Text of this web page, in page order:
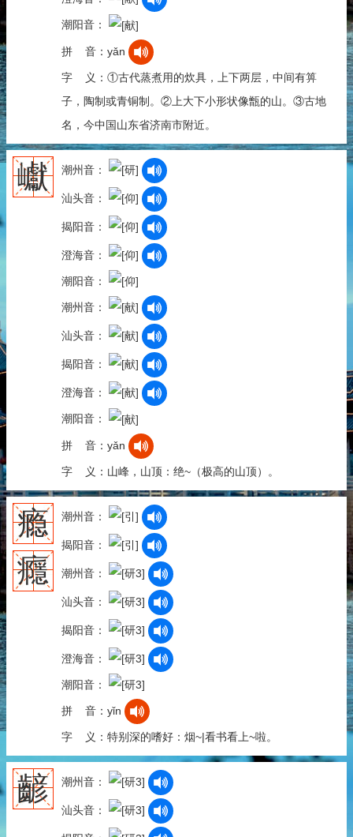
潮阳音：
拼 音：yǎn
字 义：①古代蒸煮用的炊具，上下两层，中间有箅
子，陶制或青铜制。②上大下小形状像甑的山。③古地
名，今中国山东省济南市附近。
巘 潮州音：
汕头音：
揭阳音：
澄海音：
潮阳音：
潮州音：
汕头音：
揭阳音：
澄海音：
潮阳音：
拼 音：yǎn
字 义：山峰，山顶：绝~（极高的山顶）。
瘾
癮
潮州音：
揭阳音：
潮州音：
汕头音：
揭阳音：
澄海音：
潮阳音：
拼 音：yǐn
字 义：特别深的嗜好：烟~|看书看上~啦。
齴 潮州音：
汕头音：